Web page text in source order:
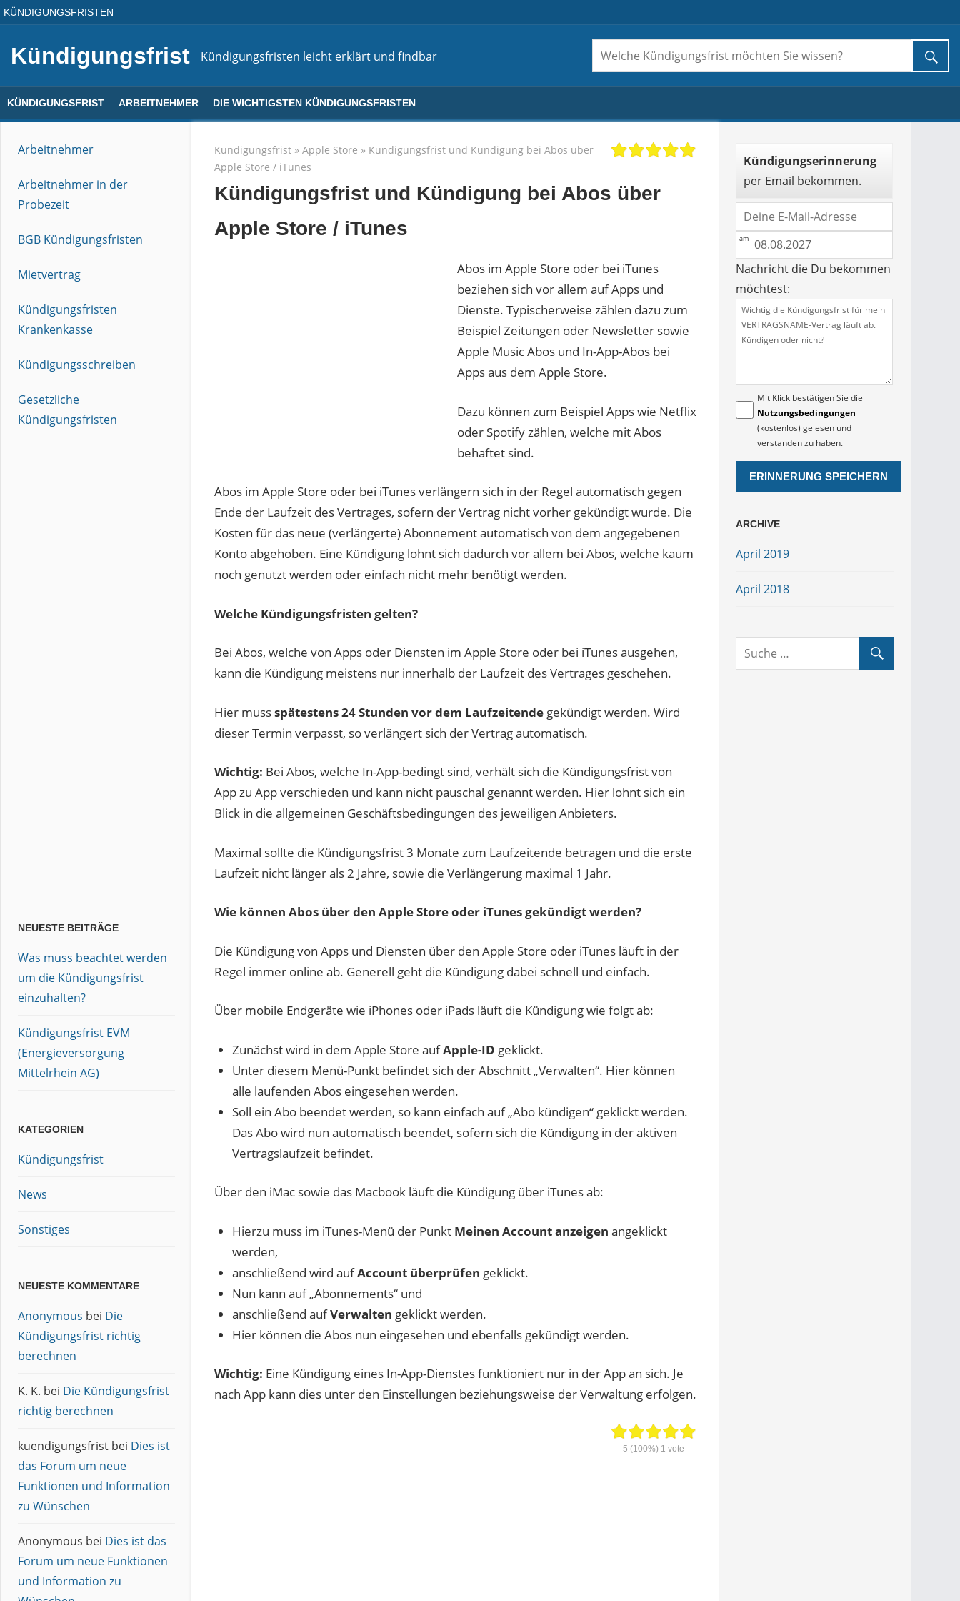
Direkt
Inhalt
KÜNDIGUNGSFRISTEN
Kündigungsfrist Kündigungsfristen leicht erklärt und findbar
KÜNDIGUNGSFRIST ARBEITNEHMER DIE WICHTIGSTEN KÜNDIGUNGSFRISTEN
Kündigungsfrist» Apple Store » Kündigungsfrist und Kündigung bei Abos über
Apple Store / iTunes
Kündigungsfrist und Kündigung bei Abos über
Apple Store / iTunes
Abos im Apple Store oder bei iTunes
beziehen sich vor allem auf Apps und
Dienste. Typischerweise zählen dazu zum
Beispiel Zeitungen oder Newsletter sowie
Apple Music Abos und In-App-Abos bei
Apps aus dem Apple Store.
Dazu können zum Beispiel Apps wie Netflix
oder Spotify zählen, welche mit Abos
behaftet sind.
Abos im Apple Store oder bei iTunes verlängern sich in der Regel automatisch gegen
Ende der Laufzeit des Vertrages, sofern der Vertrag nicht vorher gekündigt wurde. Die
Kosten für das neue (verlängerte) Abonnement automatisch von dem angegebenen
Konto abgehoben. Eine Kündigung lohnt sich dadurch vor allem bei Abos, welche kaum
noch genutzt werden oder einfach nicht mehr benötigt werden.
Welche Kündigungsfristen gelten?
Bei Abos, welche von Apps oder Diensten im Apple Store oder bei iTunes ausgehen,
kann die Kündigung meistens nur innerhalb der Laufzeit des Vertrages geschehen.
Hier mussspätestens 24 Stunden vor dem Laufzeitendegekündigt werden. Wird
dieser Termin verpasst, so verlängert sich der Vertrag automatisch.
Wichtig: Bei Abos, welche In-App-bedingt sind, verhält sich die Kündigungsfrist von
App zu App verschieden und kann nicht pauschal genannt werden. Hier lohnt sich ein
Blick in die allgemeinen Geschäftsbedingungen des jeweiligen Anbieters.
Maximal sollte die Kündigungsfrist 3 Monate zum Laufzeitende betragen und die erste
Laufzeit nicht länger als 2 Jahre, sowie die Verlängerung maximal 1 Jahr.
Wie können Abos über den Apple Store oder iTunes gekündigt werden?
Die Kündigung von Apps und Diensten über den Apple Store oder iTunes läuft in der
Regel immer online ab. Generell geht die Kündigung dabei schnell und einfach.
Über mobile Endgeräte wie iPhones oder iPads läuft die Kündigung wie folgt ab:
Zunächst wird in dem Apple Store aufApple-ID geklickt.
Unter diesem Menü-Punkt befindet sich der Abschnitt „Verwalten“. Hier können
alle laufenden Abos eingesehen werden.
Soll ein Abo beendet werden, so kann einfach auf „Abo kündigen“ geklickt werden.
Das Abo wird nun automatisch beendet, sofern sich die Kündigung in der aktiven
Vertragslaufzeit befindet.
Über den iMac sowie das Macbook läuft die Kündigung über iTunes ab:
Hierzu muss im iTunes-Menü der Punkt Meinen Account anzeigen angeklickt
werden,
anschließend wird aufAccount überprüfen geklickt.
Nun kann auf „Abonnements“ und
anschließend aufVerwalten geklickt werden.
Hier können die Abos nun eingesehen und ebenfalls gekündigt werden.
Wichtig: Eine Kündigung eines In-App-Dienstes funktioniert nur in der App an sich. Je
nach App kann dies unter den Einstellungen beziehungsweise der Verwaltung erfolgen.
5 (100%) 1 vote
Arbeitnehmer
Arbeitnehmer in der
Probezeit
BGB Kündigungsfristen
Mietvertrag
Kündigungsfristen
Krankenkasse
Kündigungsschreiben
Gesetzliche
Kündigungsfristen
NEUESTE BEITRÄGE
Was muss beachtet werden
um die Kündigungsfrist
einzuhalten?
Kündigungsfrist EVM
(Energieversorgung
Mittelrhein AG)
KATEGORIEN
Kündigungsfrist
News
Sonstiges
NEUESTE KOMMENTARE
Anonymous bei Die
Kündigungsfrist richtig
berechnen
K. K. bei Die Kündigungsfrist
richtig berechnen
kuendigungsfrist bei Dies ist
das Forum um neue
Funktionen und Information
zu Wünschen
Anonymous bei Dies ist das
Forum um neue Funktionen
und Information zu
Kündigungserinnerung
per Email bekommen.
Nachricht die Du bekommen
möchtest:
Mit Klick bestätigen Sie die
Nutzungsbedingungen
(kostenlos) gelesen und
verstanden zu haben.
ARCHIVE
April 2019
April 2018